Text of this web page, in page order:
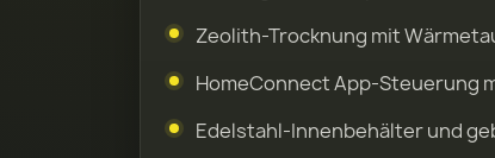
Zeolith-Trocknung mit
HomeConnect App-Steuerung
Edelstahl-Innenbehälter und